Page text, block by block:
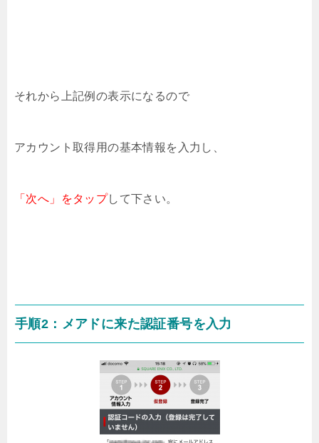
それから上記例の表示になるので
アカウント取得用の基本情報を入力し、
「次へ」をタップして下さい。
手順2：メアドに来た認証番号を入力